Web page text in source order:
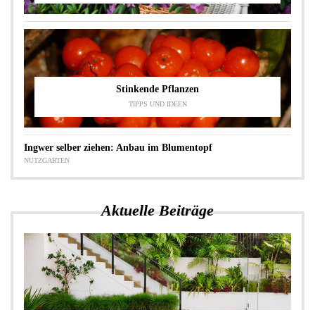
Stinkende Pflanzen
TIPPS UND IDEEN
Ingwer selber ziehen: Anbau im Blumentopf
NUTZGARTEN
Aktuelle Beiträge